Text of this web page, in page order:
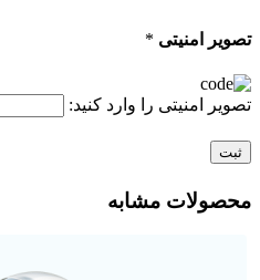
تصویر امنیتی *
تصویر امنیتی را وارد کنید:
محصولات مشابه